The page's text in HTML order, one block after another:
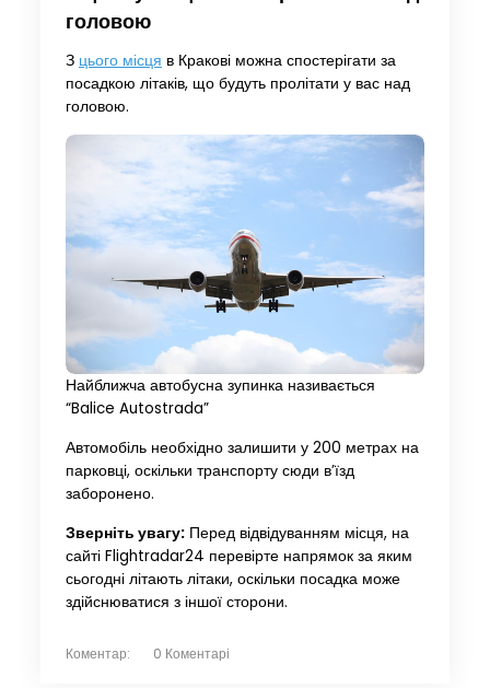
головою
З цього місця в Кракові можна спостерігати за
посадкою літаків, що будуть пролітати у вас над
головою.
Найближча автобусна зупинка називається
“Balice Autostrada”
Автомобіль необхідно залишити у 200 метрах на
парковці, оскільки транспорту сюди в’їзд
заборонено.
Зверніть увагу:Перед відвідуванням місця, на
сайті Flightradar24 перевірте напрямок за яким
сьогодні літають літаки, оскільки посадка може
здійснюватися з іншої сторони.
Коментар: 0 Коментарі